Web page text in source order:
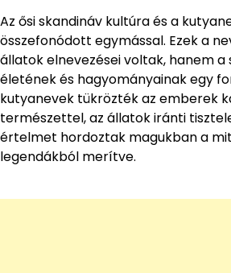
Az ősi skandináv kultúra és a
összefonódott egymással. Ezek a
állatok elnevezései voltak, hanem
életének és hagyományainak egy
kutyanevek tükrözték az emberek
természettel, az állatok iránti
értelmet hordoztak magukban a
legendákból merítve.